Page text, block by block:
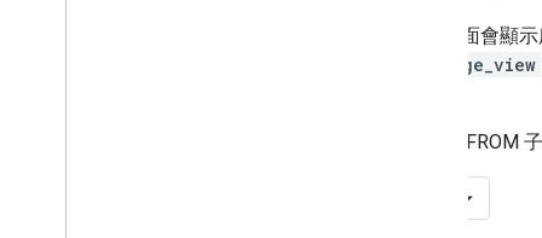
這個頁面會顯
webpage_view
查詢的 FROM